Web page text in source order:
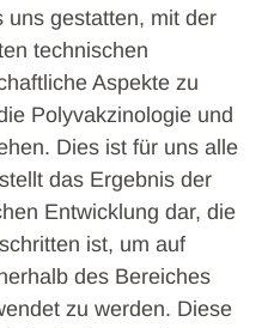
uns gestatten, mit der
technischen
Aspekte zu
Polyvakzinologie und
Dies ist für uns alle
das Ergebnis der
Entwicklung dar, die
ist, um auf
des Bereiches
zu werden. Diese